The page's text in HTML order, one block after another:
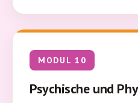
MODUL 10
Psychische und